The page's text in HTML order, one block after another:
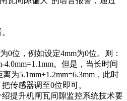
位，例如设定4mm为0位。则：
。但是，当长时间
为5.1mm+1.2mm=6.3mm，此时
传感器调至0位即可。
提升机闸瓦间隙监控系统技术要